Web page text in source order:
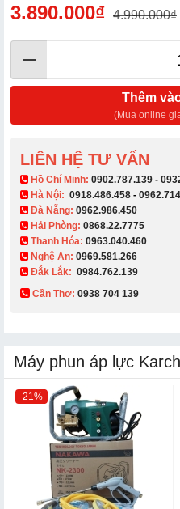
3.890.000₫ 4.990.000₫
Thêm
(Mua online
LIÊN HỆ TƯ VẤN
​ Hồ Chí Minh: 0902.787.139 -
Hà Nội: 0918.486.458 -
Đà Nẵng: 0962.986.450
Hải Phòng: 0868.22.7775
Thanh Hóa: 0963.040.460
Nghệ An: 0969.581.266
Đắk Lắk: 0984.762.139
Cần Thơ: 0938 704 139​
Máy phun áp lực
-21%